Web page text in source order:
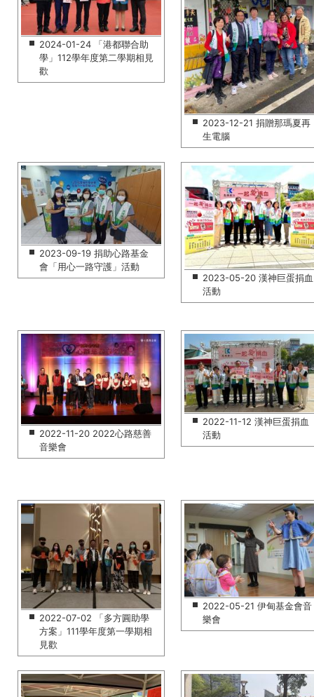
2024-01-24 「港都聯合助
學」112學年度第二學期相見
歡
2023-12-21 捐贈那瑪夏再
生電腦
2023-09-19 捐助心路基金
會「用心一路守護」活動
2023-05-20 漢神巨蛋捐血
活動
2022-11-20 2022心路慈善
音樂會
2022-11-12 漢神巨蛋捐血
活動
2022-07-02 「多方圓助學
方案」111學年度第一學期相
見歡
2022-05-21 伊甸基金會音
樂會